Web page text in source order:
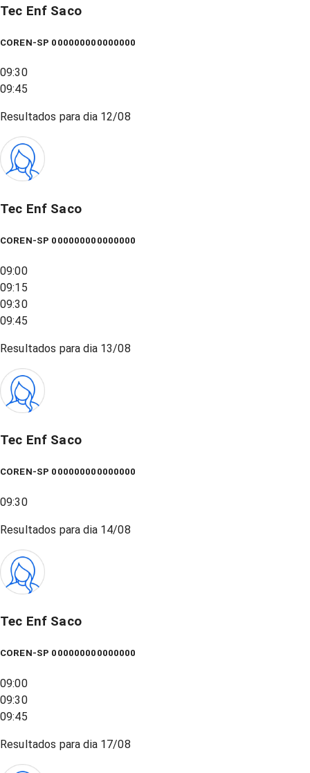
Tec Enf Saco
COREN-SP 000000000000000
09:30
09:45
Resultados para dia 12/08
Tec Enf Saco
COREN-SP 000000000000000
09:00
09:15
09:30
09:45
Resultados para dia 13/08
Tec Enf Saco
COREN-SP 000000000000000
09:30
Resultados para dia 14/08
Tec Enf Saco
COREN-SP 000000000000000
09:00
09:30
09:45
Resultados para dia 17/08